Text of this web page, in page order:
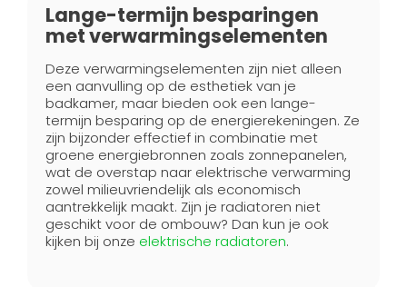
Lange-termijn besparingen
met verwarmingselementen
Deze verwarmingselementen zijn niet alleen
een aanvulling op de esthetiek van je
badkamer, maar bieden ook een lange-
termijn besparing op de energierekeningen. Ze
zijn bijzonder effectief in combinatie met
groene energiebronnen zoals zonnepanelen,
wat de overstap naar elektrische verwarming
zowel milieuvriendelijk als economisch
aantrekkelijk maakt. Zijn je radiatoren niet
geschikt voor de ombouw? Dan kun je ook
kijken bij onze elektrische radiatoren.